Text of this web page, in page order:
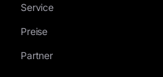
Service
Preise
Partner